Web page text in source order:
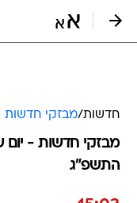
חדשות/מבזקי חדשות
התשפ"ג